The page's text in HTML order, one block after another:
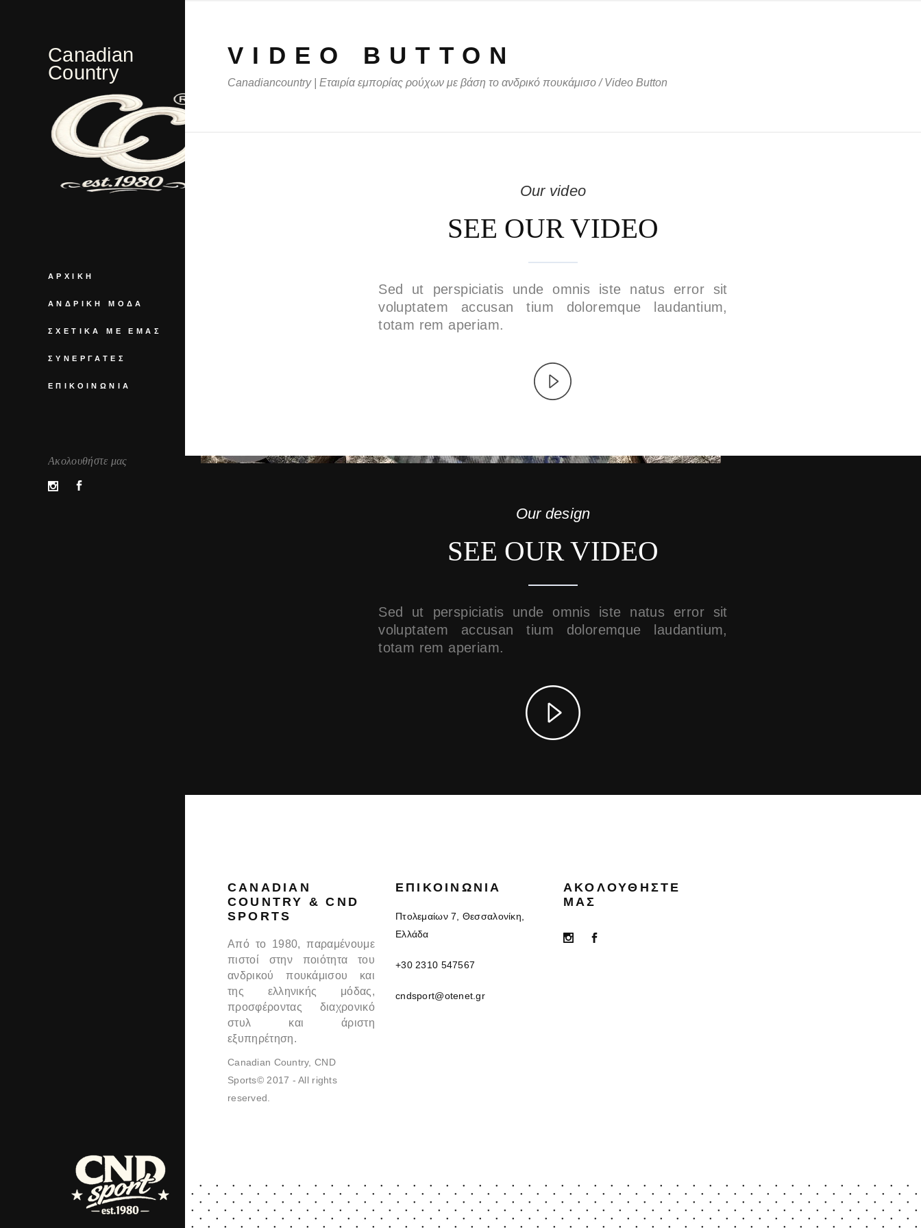
Canadian
Country
ΑΡΧΙΚΉ
ΑΝΔΡΙΚΉ ΜΌΔΑ
ΣΧΕΤΙΚΆ ΜΕ ΕΜΆΣ
ΣΥΝΕΡΓΆΤΕΣ
ΕΠΙΚΟΙΝΩΝΊΑ
Ακολουθήστε μας
VIDEO BUTTON
Canadiancountry | Εταιρία εμπορίας ρούχων με βάση το ανδρικό πουκάμισο/Video Button
Our video
SEE OUR VIDEO
Sed ut perspiciatis unde omnis iste natus error sit
voluptatem accusan tium doloremque laudantium,
totam rem aperiam.
Our design
SEE OUR VIDEO
Sed ut perspiciatis unde omnis iste natus error sit
voluptatem accusan tium doloremque laudantium,
totam rem aperiam.
CANADIAN
COUNTRY & CND
SPORTS
Από το 1980, παραμένουμε
πιστοί στην ποιότητα του
ανδρικού πουκάμισου και
της ελληνικής μόδας,
προσφέροντας διαχρονικό
στυλ και άριστη
εξυπηρέτηση.
Canadian Country, CND
Sports© 2017 - All rights
reserved.
ΕΠΙΚΟΙΝΩΝΊΑ
Πτολεμαίων 7, Θεσσαλονίκη,
Ελλάδα
+30 2310 547567
cndsport@otenet.gr
ΑΚΟΛΟΥΘΉΣΤΕ
ΜΑΣ